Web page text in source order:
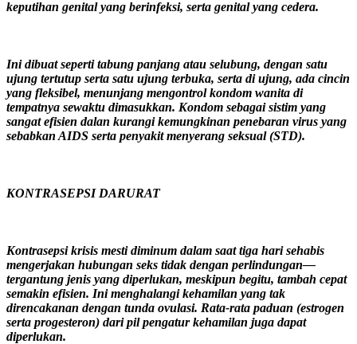
keputihan genital yang berinfeksi, serta genital yang cedera.
Ini dibuat seperti tabung panjang atau selubung, dengan satu
ujung tertutup serta satu ujung terbuka, serta di ujung, ada cincin
yang fleksibel, menunjang mengontrol kondom wanita di
tempatnya sewaktu dimasukkan. Kondom sebagai sistim yang
sangat efisien dalan kurangi kemungkinan penebaran virus yang
sebabkan AIDS serta penyakit menyerang seksual (STD).
KONTRASEPSI DARURAT
Kontrasepsi krisis mesti diminum dalam saat tiga hari sehabis
mengerjakan hubungan seks tidak dengan perlindungan—
tergantung jenis yang diperlukan, meskipun begitu, tambah cepat
semakin efisien. Ini menghalangi kehamilan yang tak
direncakanan dengan tunda ovulasi. Rata-rata paduan (estrogen
serta progesteron) dari pil pengatur kehamilan juga dapat
diperlukan.